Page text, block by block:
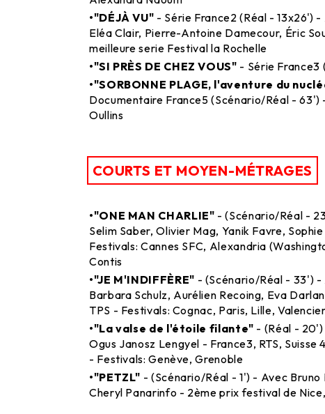
•"DÉJÀ VU" - Série France2 (Réal - 13x26')
Eléa Clair, Pierre-Antoine Damecour, Éric
meilleure serie Festival la Rochelle
•"SI PRÈS DE CHEZ VOUS" - Série France3
•"SORBONNE PLAGE, l'aventure du
Documentaire France5 (Scénario/Réal - 63')
Oullins
COURTS ET MOYEN-MÉTRAGES
•"ONE MAN CHARLIE" - (Scénario/Réal -
Selim Saber, Olivier Mag, Yanik Favre,
Festivals: Cannes SFC, Alexandria
Contis
•"JE M'INDIFFÈRE" - (Scénario/Réal - 33') -
Barbara Schulz, Aurélien Recoing, Eva
TPS - Festivals: Cognac, Paris, Lille,
•"La valse de l'étoile filante" - (Réal -
Ogus Janosz Lengyel - France3, RTS, Suisse
- Festivals: Genève, Grenoble
•"PETZL" - (Scénario/Réal - 1') - Avec Bruno
Cheryl Panarinfo - 2ème prix festival de